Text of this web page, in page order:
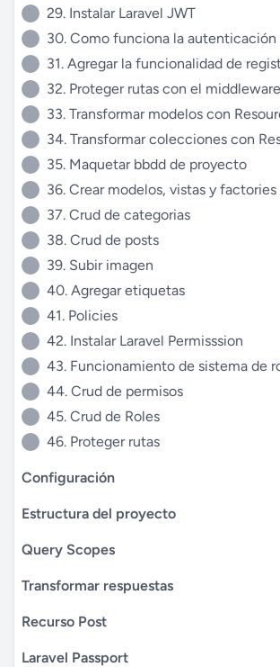
29. Instalar Laravel JWT
30. Como funciona la autenticación
31. Agregar la funcionalidad de
32. Proteger rutas con el
33. Transformar modelos con
34. Transformar colecciones con
35. Maquetar bbdd de proyecto
36. Crear modelos, vistas y factories
37. Crud de categorias
38. Crud de posts
39. Subir imagen
40. Agregar etiquetas
41. Policies
42. Instalar Laravel Permisssion
43. Funcionamiento de sistema de
44. Crud de permisos
45. Crud de Roles
46. Proteger rutas
Configuración
Estructura del proyecto
Query Scopes
Transformar respuestas
Recurso Post
Laravel Passport